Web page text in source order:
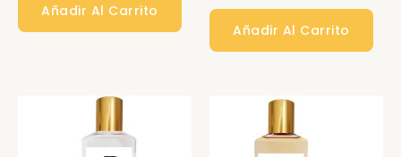
Añadir Al Carrito
Añadir Al Carrito